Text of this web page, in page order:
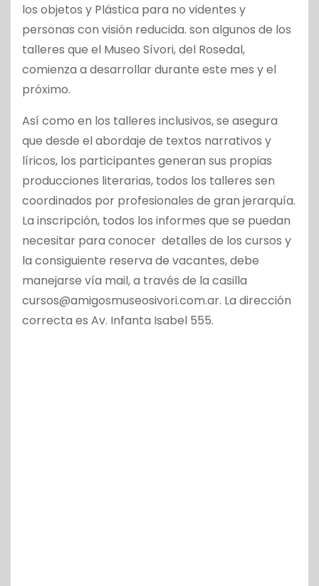
los objetos y Plástica para no videntes y
personas con visión reducida. son algunos de los
talleres que el Museo Sívori, del Rosedal,
comienza a desarrollar durante este mes y el
próximo.
Así como en los talleres inclusivos, se asegura
que desde el abordaje de textos narrativos y
líricos, los participantes generan sus propias
producciones literarias, todos los talleres sen
coordinados por profesionales de gran jerarquía.
La inscripción, todos los informes que se puedan
necesitar para conocer detalles de los cursos y
la consiguiente reserva de vacantes, debe
manejarse vía mail, a través de la casilla
cursos@amigosmuseosivori.com.ar. La dirección
correcta es Av. Infanta Isabel 555.